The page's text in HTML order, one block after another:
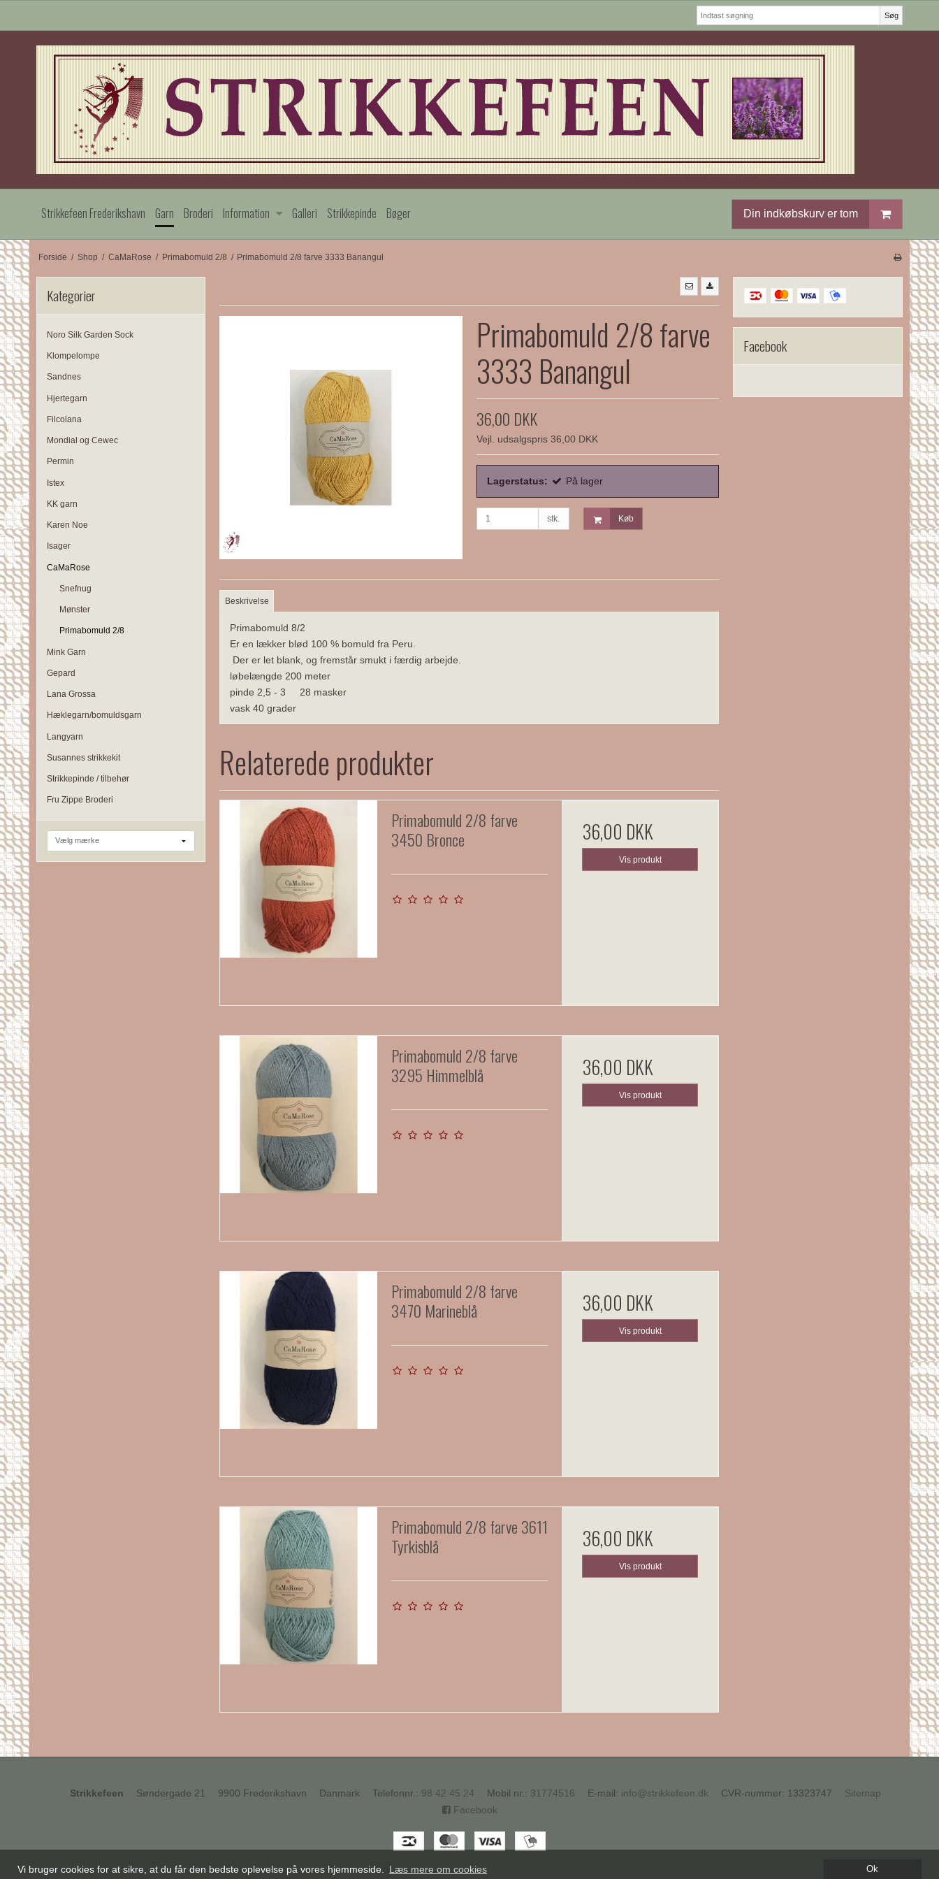
Vi bruger cookies for at sikre, at du får den bedste oplevelse på vores hjemmeside. Læs mere om cookies Ok
Søg
Strikkefeen Frederikshavn Garn Broderi Information Galleri Strikkepinde Bøger Din indkøbskurv er tom
Forside / Shop / CaMaRose / Primabomuld 2/8 / Primabomuld 2/8 farve 3333 Banangul
Kategorier
Noro Silk Garden Sock
Klompelompe
Sandnes
Hjertegarn
Filcolana
Mondial og Cewec
Permin
Istex
KK garn
Karen Noe
Isager
CaMaRose
Snefnug
Mønster
Primabomuld 2/8
Mink Garn
Gepard
Lana Grossa
Hæklegarn/bomuldsgarn
Langyarn
Susannes strikkekit
Strikkepinde / tilbehør
Fru Zippe Broderi
Primabomuld 2/8 farve
3333 Banangul
36,00 DKK
Vejl. udsalgspris 36,00 DKK
Lagerstatus: På lager
stk. Køb
Beskrivelse
Primabomuld 8/2
Er en lækker blød 100 % bomuld fra Peru.
Der er let blank, og fremstår smukt i færdig arbejde.
løbelængde 200 meter
pinde 2,5 - 3 28 masker
vask 40 grader
Relaterede produkter
Primabomuld 2/8 farve
3450 Bronce
36,00 DKK
Vis produkt
Primabomuld 2/8 farve
3295 Himmelblå
36,00 DKK
Vis produkt
Primabomuld 2/8 farve
3470 Marineblå
36,00 DKK
Vis produkt
Primabomuld 2/8 farve 3611
Tyrkisblå
36,00 DKK
Vis produkt
Facebook
Strikkefeen Søndergade 21 9900 Frederikshavn Danmark Telefonnr. : 98 42 45 24 Mobil nr. : 31774516 E-mail: info@strikkefeen.dk CVR-nummer: 13323747
Sitemap
Facebook